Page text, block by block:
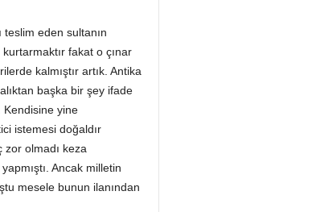
eden sultanın
fakat o çınar
kalmıştır artık. Antika
başka bir şey ifade
Kendisine yine
istemesi doğaldır
olmadı keza
Ancak milletin
mesele bunun ilanından